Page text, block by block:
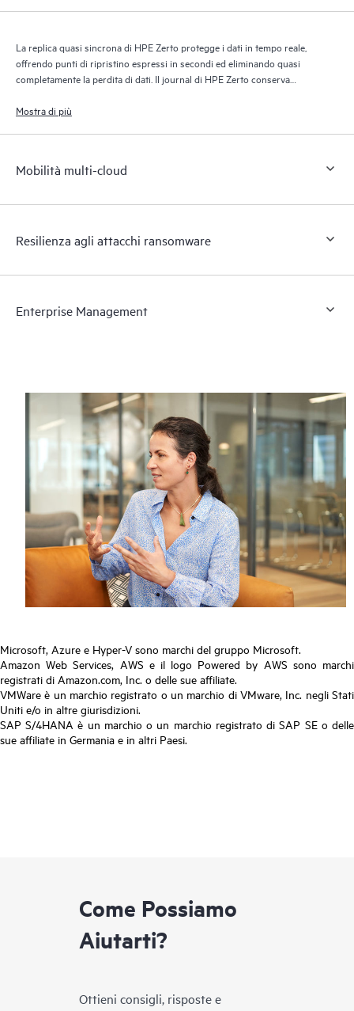
La replica quasi sincrona di HPE Zerto protegge i dati in tempo reale,
offrendo punti di ripristino espressi in secondi ed eliminando quasi
completamente la perdita di dati. Il journal di HPE Zerto conserva
un ripristino granulare e flessibile.
Mostra di più
Mobilità multi-cloud
Resilienza agli attacchi ransomware
Enterprise Management
Microsoft, Azure e Hyper-V sono marchi del gruppo Microsoft.
Amazon Web Services, AWS e il logo Powered by AWS sono marchi
registrati di Amazon.com, Inc. o delle sue affiliate.
VMWare è un marchio registrato o un marchio di VMware, Inc. negli Stati
Uniti e/o in altre giurisdizioni.
SAP S/4HANA è un marchio o un marchio registrato di SAP SE o delle
sue affiliate in Germania e in altri Paesi.
Come Possiamo
Aiutarti?
Ottieni consigli, risposte e